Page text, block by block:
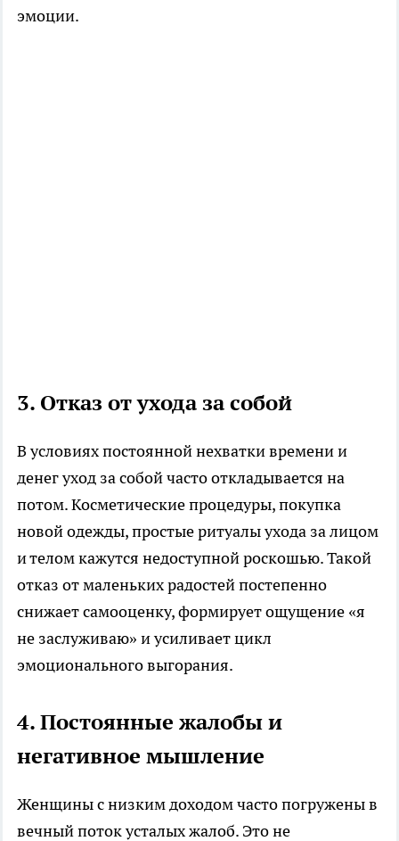
эмоции.
3. Отказ от ухода за собой
В условиях постоянной нехватки времени и
денег уход за собой часто откладывается на
потом. Косметические процедуры, покупка
новой одежды, простые ритуалы ухода за лицом
и телом кажутся недоступной роскошью. Такой
отказ от маленьких радостей постепенно
снижает самооценку, формирует ощущение «я
не заслуживаю» и усиливает цикл
эмоционального выгорания.
4. Постоянные жалобы и
негативное мышление
Женщины с низким доходом часто погружены в
вечный поток усталых жалоб. Это не